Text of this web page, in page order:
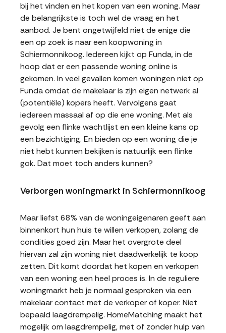
bij het vinden en het kopen van een woning. Maar
de belangrijkste is toch wel de vraag en het
aanbod. Je bent ongetwijfeld niet de enige die
een op zoek is naar een koopwoning in
Schiermonnikoog. Iedereen kijkt op Funda, in de
hoop dat er een passende woning online is
gekomen. In veel gevallen komen woningen niet op
Funda omdat de makelaar is zijn eigen netwerk al
(potentiële) kopers heeft. Vervolgens gaat
iedereen massaal af op die ene woning. Met als
gevolg een flinke wachtlijst en een kleine kans op
een bezichtiging. En bieden op een woning die je
niet hebt kunnen bekijken is natuurlijk een flinke
gok. Dat moet toch anders kunnen?
Verborgen woningmarkt in Schiermonnikoog
Maar liefst 68% van de woningeigenaren geeft aan
binnenkort hun huis te willen verkopen, zolang de
condities goed zijn. Maar het overgrote deel
hiervan zal zijn woning niet daadwerkelijk te koop
zetten. Dit komt doordat het kopen en verkopen
van een woning een heel proces is. In de reguliere
woningmarkt heb je normaal gesproken via een
makelaar contact met de verkoper of koper. Niet
bepaald laagdrempelig. HomeMatching maakt het
mogelijk om laagdrempelig, met of zonder hulp van